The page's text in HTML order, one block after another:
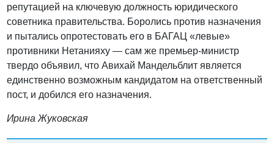
репутацией на ключевую должность юридического
советника правительства. Боролись против назначения
и пытались опротестовать его в БАГАЦ «левые»
противники Нетанияху — сам же премьер-министр
твердо объявил, что Авихай Мандельблит является
единственно возможным кандидатом на ответственный
пост, и добился его назначения.
Ирина Жуковская